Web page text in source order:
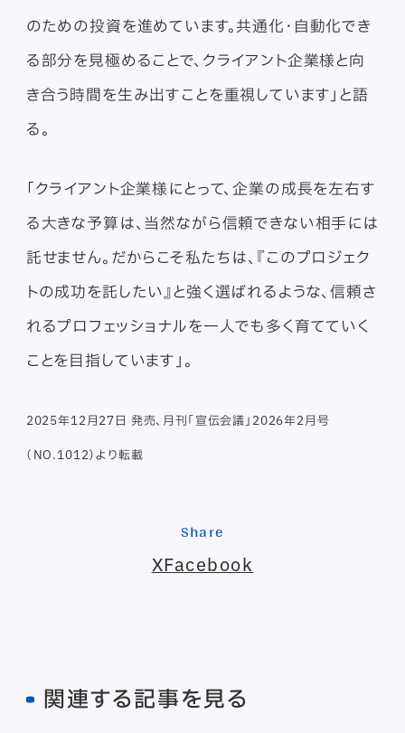
のための投資を進めています。共通化・自動化でき
る部分を見極めることで、クライアント企業様と向
き合う時間を生み出すことを重視しています」と語
る。
「クライアント企業様にとって、企業の成長を左右す
る大きな予算は、当然ながら信頼できない相手には
託せません。だからこそ私たちは、『このプロジェク
トの成功を託したい』と強く選ばれるような、信頼さ
れるプロフェッショナルを一人でも多く育てていく
ことを目指しています」。
2025年12月27日 発売、月刊「宣伝会議」2026年2月号
（NO.1012）より転載
Share
X Facebook
関連する記事を見る